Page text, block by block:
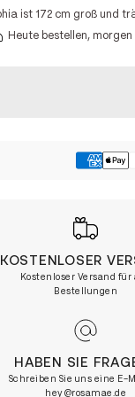
ist 172 cm groß und
Heute bestellen, morgen
KOSTENLOSER
Kostenloser Versand für
Bestellungen
HABEN SIE
Schreiben Sie uns eine E-
hey@rosamae.de